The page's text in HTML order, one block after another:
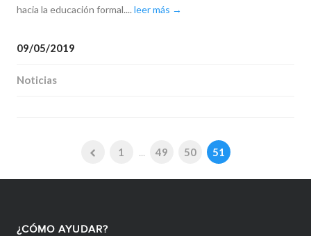
hacia la educación formal.... leer más →
09/05/2019
Noticias
1 49 50 51
¿CÓMO AYUDAR?